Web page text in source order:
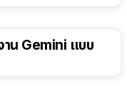
าน Gemini แบบ